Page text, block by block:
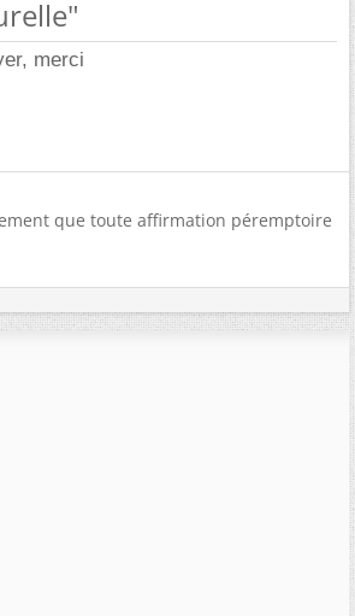
merci
que toute affirmation péremptoire